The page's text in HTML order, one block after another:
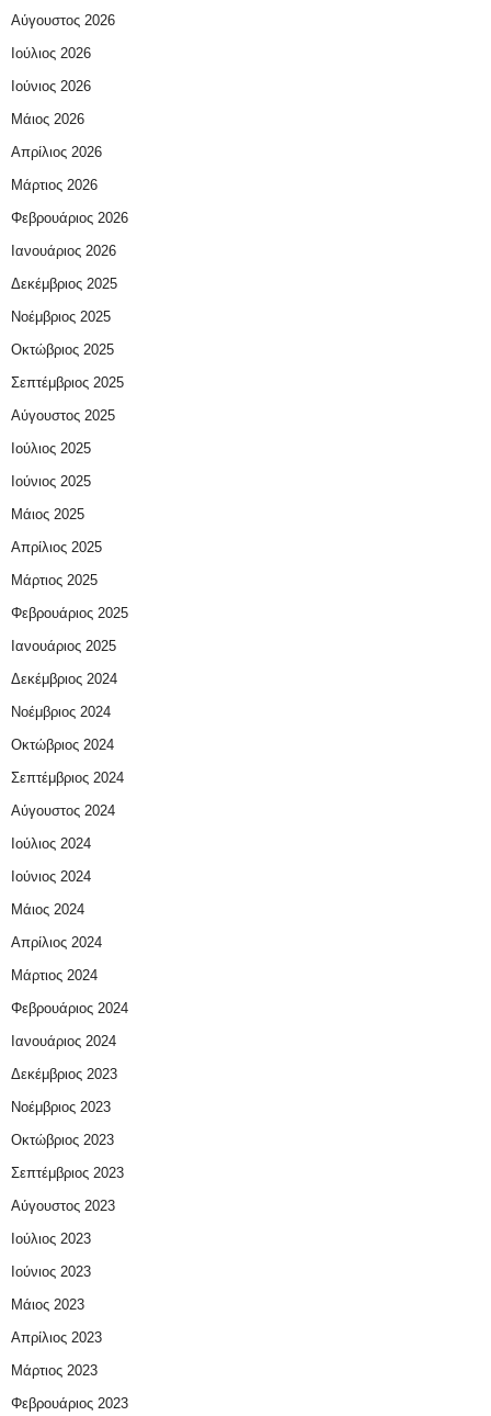
Αύγουστος 2026
Ιούλιος 2026
Ιούνιος 2026
Μάιος 2026
Απρίλιος 2026
Μάρτιος 2026
Φεβρουάριος 2026
Ιανουάριος 2026
Δεκέμβριος 2025
Νοέμβριος 2025
Οκτώβριος 2025
Σεπτέμβριος 2025
Αύγουστος 2025
Ιούλιος 2025
Ιούνιος 2025
Μάιος 2025
Απρίλιος 2025
Μάρτιος 2025
Φεβρουάριος 2025
Ιανουάριος 2025
Δεκέμβριος 2024
Νοέμβριος 2024
Οκτώβριος 2024
Σεπτέμβριος 2024
Αύγουστος 2024
Ιούλιος 2024
Ιούνιος 2024
Μάιος 2024
Απρίλιος 2024
Μάρτιος 2024
Φεβρουάριος 2024
Ιανουάριος 2024
Δεκέμβριος 2023
Νοέμβριος 2023
Οκτώβριος 2023
Σεπτέμβριος 2023
Αύγουστος 2023
Ιούλιος 2023
Ιούνιος 2023
Μάιος 2023
Απρίλιος 2023
Μάρτιος 2023
Φεβρουάριος 2023